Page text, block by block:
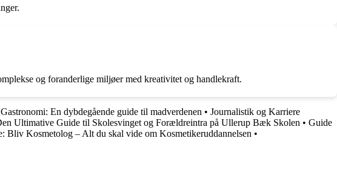
og foranderlige miljøer med kreativitet og handlekraft.
Gastronomi: En dybdegående guide til madverdenen • Journalistik og Karriere
Ultimative Guide til Skolesvinget og Forældreintra på Ullerup Bæk Skolen • Guide
Bliv Kosmetolog – Alt du skal vide om Kosmetikeruddannelsen •